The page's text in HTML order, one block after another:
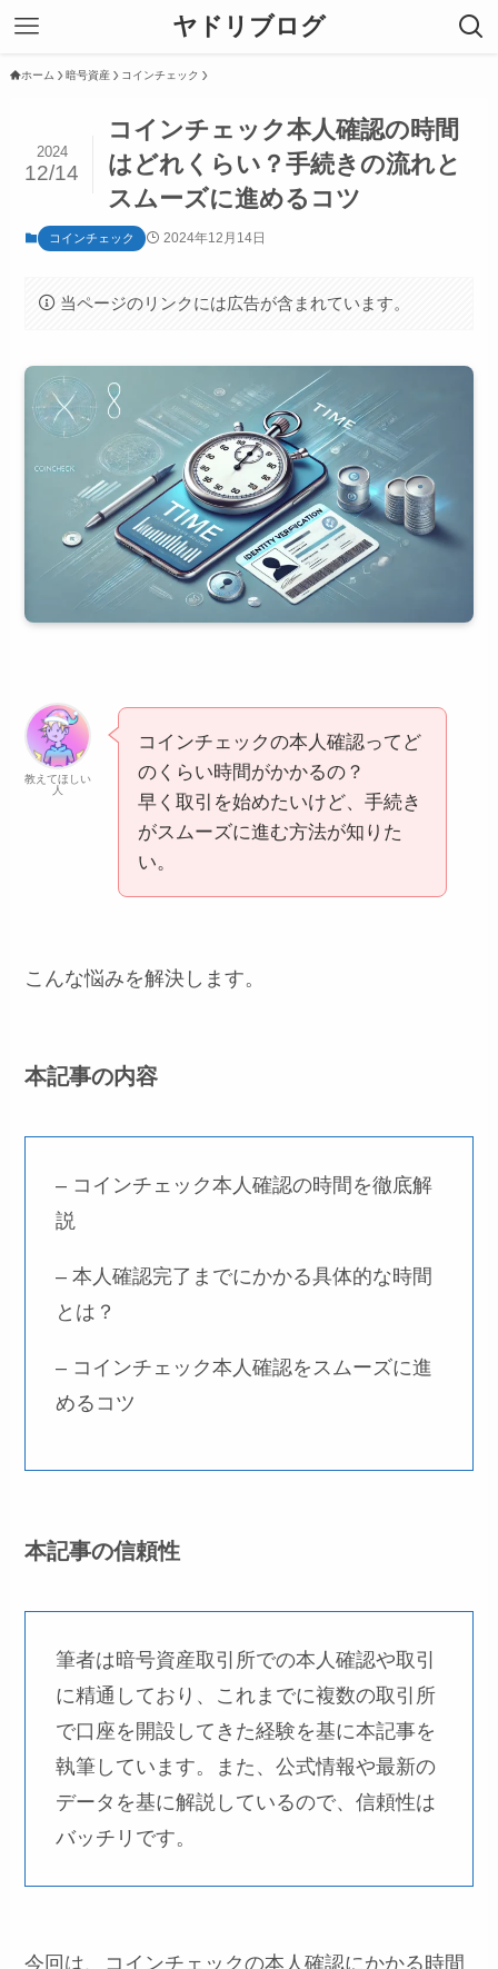
ヤドリブログ
ホーム 暗号資産 コインチェック
コインチェック本人確認の時間
はどれくらい？手続きの流れと
スムーズに進めるコツ
2024
12/14
コインチェック 2024年12月14日
当ページのリンクには広告が含まれています。
教えてほしい
人
コインチェックの本人確認ってど
のくらい時間がかかるの？
早く取引を始めたいけど、手続き
がスムーズに進む方法が知りた
い。
こんな悩みを解決します。
本記事の内容
– コインチェック本人確認の時間を徹底解
説
– 本人確認完了までにかかる具体的な時間
とは？
– コインチェック本人確認をスムーズに進
めるコツ
本記事の信頼性
筆者は暗号資産取引所での本人確認や取引
に精通しており、これまでに複数の取引所
で口座を開設してきた経験を基に本記事を
執筆しています。また、公式情報や最新の
データを基に解説しているので、信頼性は
バッチリです。
今回は、コインチェックの本人確認にかかる時間